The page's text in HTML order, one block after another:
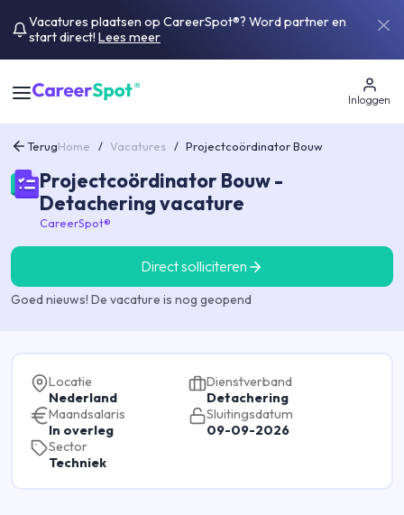
Vacatures plaatsen op CareerSpot®? Word partner en
start direct! Lees meer
Inloggen
TerugHome / Vacatures / Projectcoördinator Bouw
Projectcoördinator Bouw -
Detachering vacature
CareerSpot®
Direct solliciteren
Goed nieuws! De vacature is nog geopend
Locatie
Nederland
Dienstverband
Detachering
Maandsalaris
In overleg
Sluitingsdatum
09-09-2026
Sector
Techniek